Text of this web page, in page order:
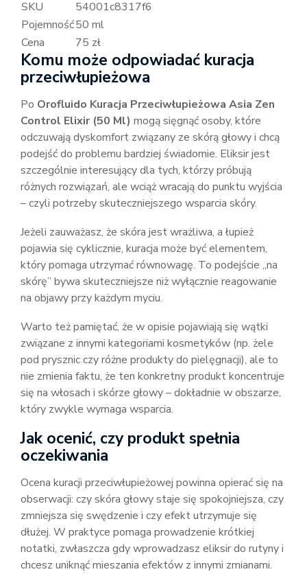
SKU
54001c8317f6
Pojemność50 ml
Cena
75 zł
Komu może odpowiadać kuracja
przeciwłupieżowa
Po Orofluido Kuracja Przeciwłupieżowa Asia Zen
Control Elixir (50 Ml) mogą sięgnąć osoby, które
odczuwają dyskomfort związany ze skórą głowy i chcą
podejść do problemu bardziej świadomie. Eliksir jest
szczególnie interesujący dla tych, którzy próbują
różnych rozwiązań, ale wciąż wracają do punktu wyjścia
– czyli potrzeby skuteczniejszego wsparcia skóry.
Jeżeli zauważasz, że skóra jest wrażliwa, a łupież
pojawia się cyklicznie, kuracja może być elementem,
który pomaga utrzymać równowagę. To podejście „na
skórę” bywa skuteczniejsze niż wyłącznie reagowanie
na objawy przy każdym myciu.
Warto też pamiętać, że w opisie pojawiają się wątki
związane z innymi kategoriami kosmetyków (np. żele
pod prysznic czy różne produkty do pielęgnacji), ale to
nie zmienia faktu, że ten konkretny produkt koncentruje
się na włosach i skórze głowy – dokładnie w obszarze,
który zwykle wymaga wsparcia.
Jak ocenić, czy produkt spełnia
oczekiwania
Ocena kuracji przeciwłupieżowej powinna opierać się na
obserwacji: czy skóra głowy staje się spokojniejsza, czy
zmniejsza się swędzenie i czy efekt utrzymuje się
dłużej. W praktyce pomaga prowadzenie krótkiej
notatki, zwłaszcza gdy wprowadzasz eliksir do rutyny i
chcesz uniknąć mieszania efektów z innymi zmianami.